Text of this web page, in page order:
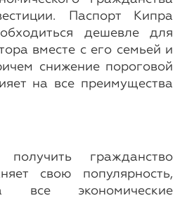
Паспорт Кипра
дешевле для
вместе с его семьей и
снижение пороговой
на все преимущества
гражданство
свою популярность,
все экономические